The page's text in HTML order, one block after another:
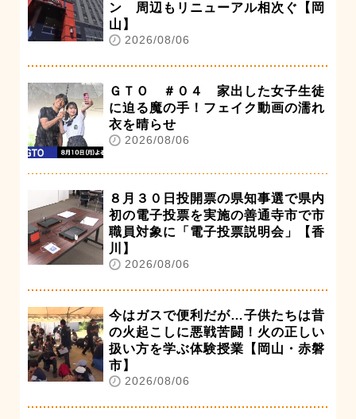
ン 周辺もリニューアル相次ぐ【岡
山】
2026/08/06
ＧＴＯ ＃０４ 家出した女子生徒
に迫る魔の手！フェイク動画の濡れ
衣を晴らせ
2026/08/06
８月３０日投開票の県知事選で県内
初の電子投票を実施の善通寺市で市
職員対象に「電子投票説明会」【香
川】
2026/08/06
今はガスで便利だが…子供たちは昔
の火起こしに悪戦苦闘！火の正しい
扱い方を学ぶ体験授業【岡山・赤磐
市】
2026/08/06